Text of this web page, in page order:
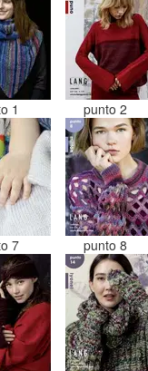
1 punto 2
7 punto 8